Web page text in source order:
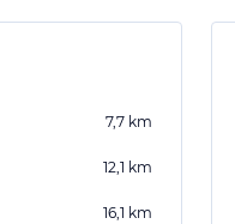
7,7 km
12,1 km
16,1 km